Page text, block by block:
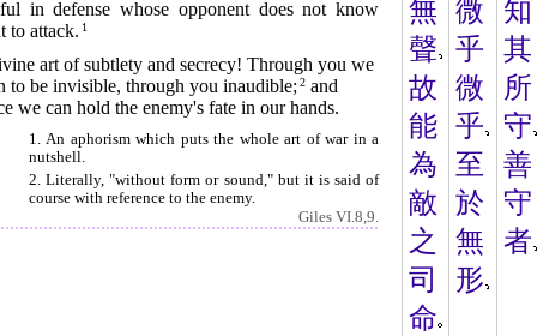
無
聲
故
能
為
敵
之
司
命
微
乎
微
乎
至
於
無
形
知
其
所
守
善
守
者
in defense whose opponent does not know
to attack. 1
art of subtlety and secrecy! Through you we
to be invisible, through you inaudible; 2 and
we can hold the enemy's fate in our hands.
1. An aphorism which puts the whole art of war in a
nutshell.
2. Literally, "without form or sound," but it is said of
course with reference to the enemy.
Giles VI.8,9.